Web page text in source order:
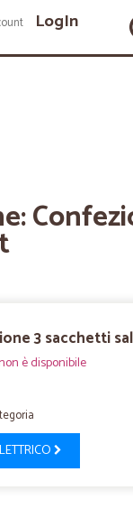
LogIn
3 sacchetti
è disponibile